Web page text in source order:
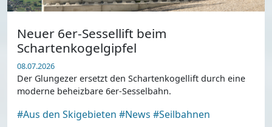
Neuer 6er-Sessellift beim
Schartenkogelgipfel
08.07.2026
Der Glungezer ersetzt den Schartenkogellift durch eine
moderne beheizbare 6er-Sesselbahn.
#Aus den Skigebieten #News #Seilbahnen